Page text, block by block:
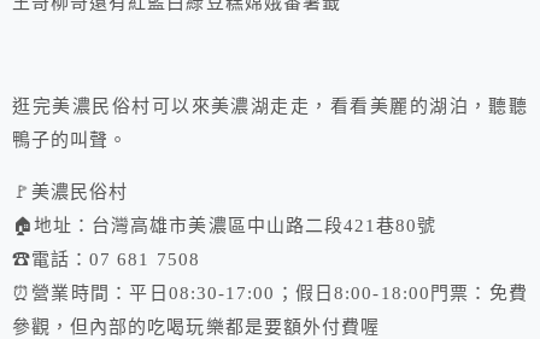
逛完美濃民俗村可以來美濃湖走走，看看美麗的湖泊，聽聽
鴨子的叫聲。
🚩美濃民俗村
🏠地址：台灣高雄市美濃區中山路二段421巷80號
☎電話：07 681 7508
⏰營業時間：平日08:30-17:00；假日8:00-18:00門票：免費
參觀，但內部的吃喝玩樂都是要額外付費喔